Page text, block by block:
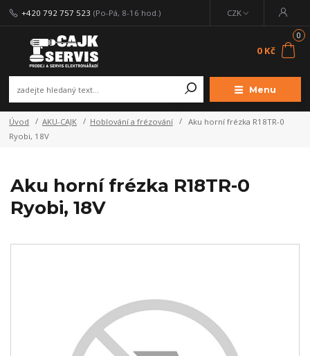
Menu
CZK
+420 792 757 523 (Po-Pá, 8-16 hod.)
0
0 Kč
Úvod AKU-CAJK Hoblování a frézování
Aku horní frézka R18TR-0
Ryobi, 18V
Aku horní frézka R18TR-0
Ryobi, 18V